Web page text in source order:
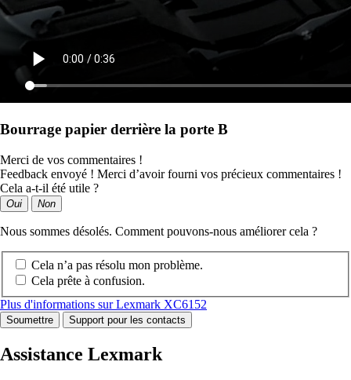
Bourrage papier derrière la porte B
Merci de vos commentaires !
Feedback envoyé ! Merci d’avoir fourni vos précieux commentaires !
Cela a-t-il été utile ?
Oui Non
Nous sommes désolés. Comment pouvons-nous améliorer cela ?
Cela n’a pas résolu mon problème.
Cela prête à confusion.
Plus d'informations sur Lexmark XC6152
Soumettre Support pour les contacts
Assistance Lexmark